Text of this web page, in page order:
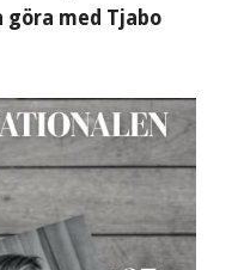
göra med Tjabo